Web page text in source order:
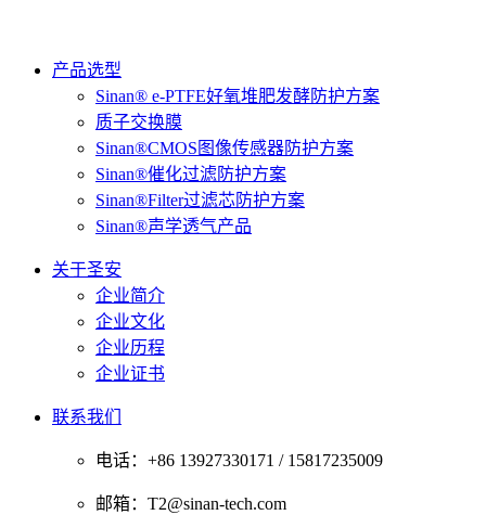
产品选型
Sinan® e-PTFE好氧堆肥发酵防护方案
质子交换膜
Sinan®CMOS图像传感器防护方案
Sinan®催化过滤防护方案
Sinan®Filter过滤芯防护方案
Sinan®声学透气产品
关于圣安
企业简介
企业文化
企业历程
企业证书
联系我们
电话：+86 13927330171 / 15817235009
邮箱：T2@sinan-tech.com